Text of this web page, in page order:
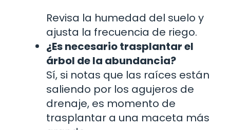
Revisa la humedad del suelo y
ajusta la frecuencia de riego.
¿Es necesario trasplantar el
árbol de la abundancia?
Sí, si notas que las raíces están
saliendo por los agujeros de
drenaje, es momento de
trasplantar a una maceta más